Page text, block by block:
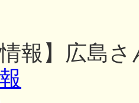
報】広島